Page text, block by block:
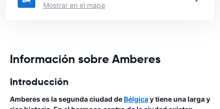
Mostrar en el mapa
Información sobre Amberes
Introducción
Amberes es la segunda ciudad deBélgicay tiene una larga y